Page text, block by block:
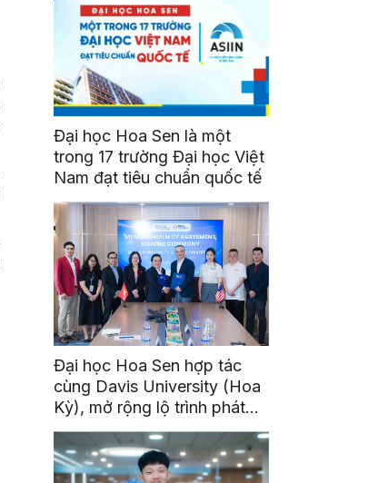
Đại học Hoa Sen là một
trong 17 trường Đại học Việt
Nam đạt tiêu chuẩn quốc tế
Đại học Hoa Sen hợp tác
cùng Davis University (Hoa
Kỳ), mở rộng lộ trình phát
triển toàn cầu cho sinh viên